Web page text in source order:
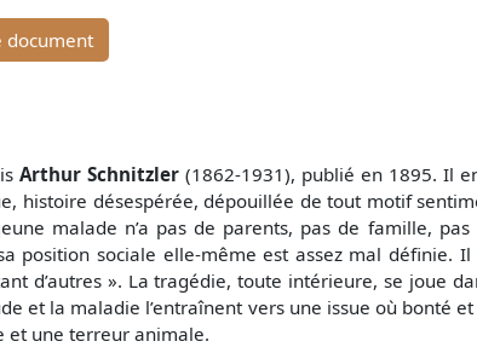
document
Arthur Schnitzler (1862-1931), publié en 1895. Il
histoire désespérée, dépouillée de tout motif
malade n’a pas de parents, pas de famille, pas
position sociale elle-même est assez mal définie. Il
d’autres ». La tragédie, toute intérieure, se joue
et la maladie l’entraînent vers une issue où bonté
et une terreur animale.